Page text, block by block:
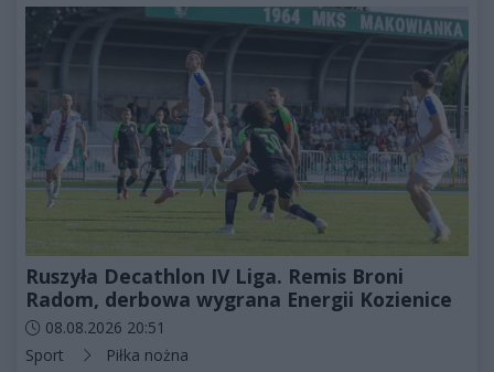
Ruszyła Decathlon IV Liga. Remis Broni
Radom, derbowa wygrana Energii Kozienice
Data dodania artykułu:
08.08.2026 20:51
Kategorie artykułu:
Sport Piłka nożna